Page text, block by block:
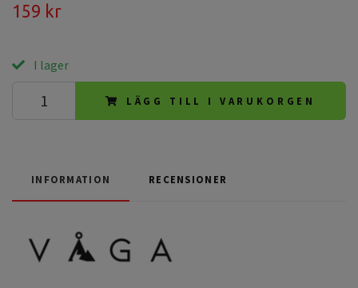
159 kr
I lager
LÄGG TILL I VARUKORGEN
INFORMATION RECENSIONER